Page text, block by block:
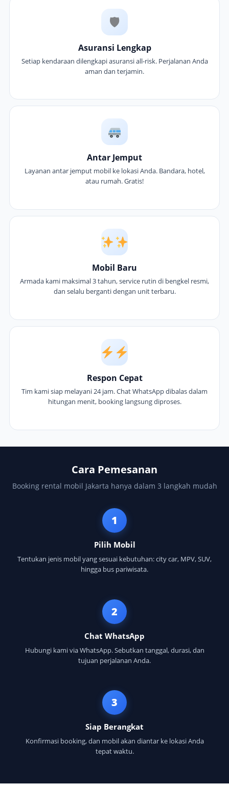
🛡
Asuransi Lengkap
Setiap kendaraan dilengkapi asuransi all-risk. Perjalanan Anda
aman dan terjamin.
Antar Jemput
Layanan antar jemput mobil ke lokasi Anda. Bandara, hotel,
atau rumah. Gratis!
Mobil Baru
Armada kami maksimal 3 tahun, service rutin di bengkel resmi,
dan selalu berganti dengan unit terbaru.
Respon Cepat
Tim kami siap melayani 24 jam. Chat WhatsApp dibalas dalam
hitungan menit, booking langsung diproses.
Cara Pemesanan
Booking rental mobil Jakarta hanya dalam 3 langkah mudah
1
Pilih Mobil
Tentukan jenis mobil yang sesuai kebutuhan: city car, MPV, SUV,
hingga bus pariwisata.
2
Chat WhatsApp
Hubungi kami via WhatsApp. Sebutkan tanggal, durasi, dan
tujuan perjalanan Anda.
3
Siap Berangkat
Konfirmasi booking, dan mobil akan diantar ke lokasi Anda
tepat waktu.